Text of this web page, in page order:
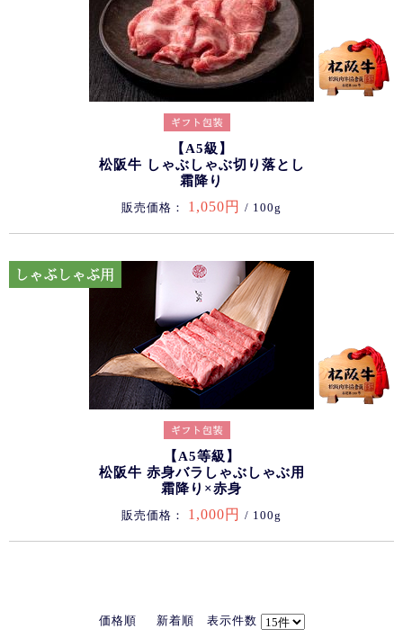
【A5級】
松阪牛 しゃぶしゃぶ切り落とし
霜降り
販売価格： 1,050円 / 100g
【A5等級】
松阪牛 赤身バラしゃぶしゃぶ用
霜降り×赤身
販売価格： 1,000円 / 100g
価格順 新着順 表示件数